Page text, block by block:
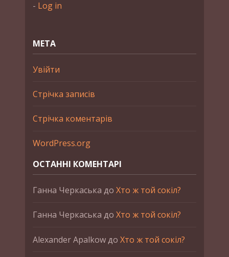
- Log in
МЕТА
Увійти
Стрічка записів
Стрічка коментарів
WordPress.org
ОСТАННІ КОМЕНТАРІ
Ганна Черкаська до Хто ж той сокіл?
Ганна Черкаська до Хто ж той сокіл?
Alexander Apalkowдо Хто ж той сокіл?